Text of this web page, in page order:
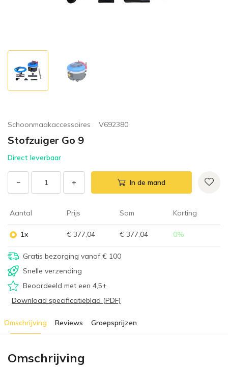
Schoonmaakaccessoires V692380
Stofzuiger Go 9
Direct leverbaar
− + In de mand
Aantal Prijs Som Korting
1x € 377,04 € 377,04 0%
Gratis bezorging vanaf € 100
Snelle verzending
Beoordeeld met een 4,5+
Download specificatieblad (PDF)
Omschrijving Reviews Groepsprijzen
Omschrijving